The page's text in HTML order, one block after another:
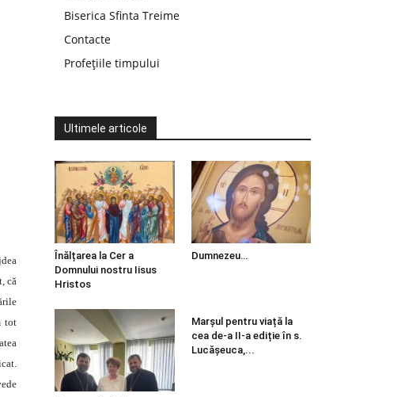
că
tot
Biserica Sfinta Treime
Contacte
Profețiile timpului
Ultimele articole
Înălțarea la Cer a
Domnului nostru Iisus
Hristos
Dumnezeu…
Marșul pentru viață la
cea de-a II-a ediție în s.
Lucășeuca,...